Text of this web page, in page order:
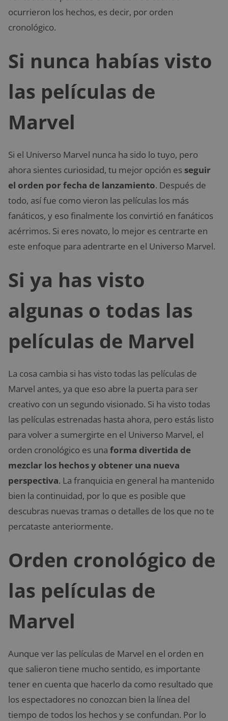
ocurrieron los hechos, es decir, por orden
cronológico.
Si nunca habías visto
las películas de
Marvel
Si el Universo Marvel nunca ha sido lo tuyo, pero
ahora sientes curiosidad, tu mejor opción es seguir
el orden por fecha de lanzamiento. Después de
todo, así fue como vieron las películas los más
fanáticos, y eso finalmente los convirtió en fanáticos
acérrimos. Si eres novato, lo mejor es centrarte en
este enfoque para adentrarte en el Universo Marvel.
Si ya has visto
algunas o todas las
películas de Marvel
La cosa cambia si has visto todas las películas de
Marvel antes, ya que eso abre la puerta para ser
creativo con un segundo visionado. Si ha visto todas
las películas estrenadas hasta ahora, pero estás listo
para volver a sumergirte en el Universo Marvel, el
orden cronológico es una forma divertida de
mezclar los hechos y obtener una nueva
perspectiva. La franquicia en general ha mantenido
bien la continuidad, por lo que es posible que
descubras nuevas tramas o detalles de los que no te
percataste anteriormente.
Orden cronológico de
las películas de
Marvel
Aunque ver las películas de Marvel en el orden en
que salieron tiene mucho sentido, es importante
tener en cuenta que hacerlo da como resultado que
los espectadores no conozcan bien la línea del
tiempo de todos los hechos y se confundan. Por lo